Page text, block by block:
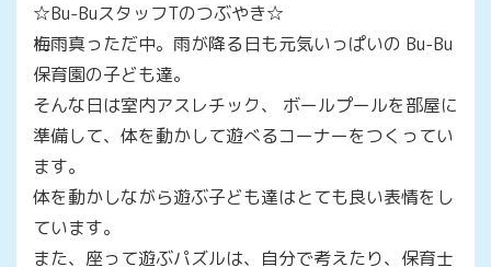
☆Bu-BuスタッフTのつぶやき☆
梅雨真っただ中。雨が降る日も元気いっぱいの Bu-Bu
保育園の子ども達。
そんな日は室内アスレチック、 ボールプールを部屋に
準備して、体を動かして遊べるコーナーをつくってい
ます。
体を動かしながら遊ぶ子ども達はとても良い表情をし
ています。
また、座って遊ぶパズルは、自分で考えたり、保育士